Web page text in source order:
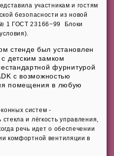
участникам и гостям
безопасности из новой
1 ГОСТ 23166−99 Блоки
стенде был установлен
детским замком
фурнитурой
с возможностью
помещения в любую
систем -
и лёгкость управления,
речь идет о обеспечении
комфортной вентиляции в